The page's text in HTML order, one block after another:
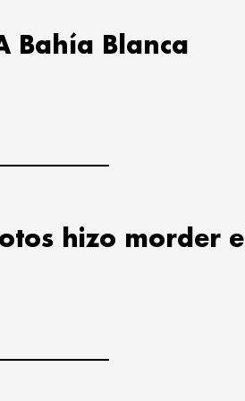
Bahía Blanca
hizo morder el